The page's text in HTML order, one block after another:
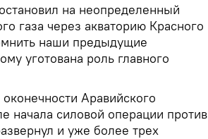
на неопределенный
газа через акваторию Красного
наши предыдущие
уготована роль главного
Аравийского
начала силовой операции против
и уже более трех